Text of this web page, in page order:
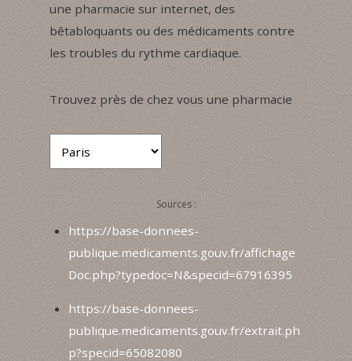
une pharmacie sur internet, des
bêtabloquants ou des médicaments contre
les troubles du rythme cardiaque.
Trouvez près de chez vous une pharmacie
Sources :
https://base-donnees-
publique.medicaments.gouv.fr/affichage
Doc.php?typedoc=N&specid=67916395
https://base-donnees-
publique.medicaments.gouv.fr/extrait.ph
p?specid=65082080